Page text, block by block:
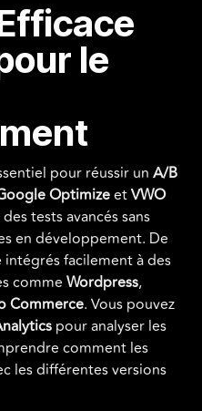
le
pour réussir un A/B
OptimizeetVWO
tests avancés sans
en développement. De
facilement à des
comme Wordpress,
Commerce. Vous pouvez
pour analyser les
comment les
les différentes versions